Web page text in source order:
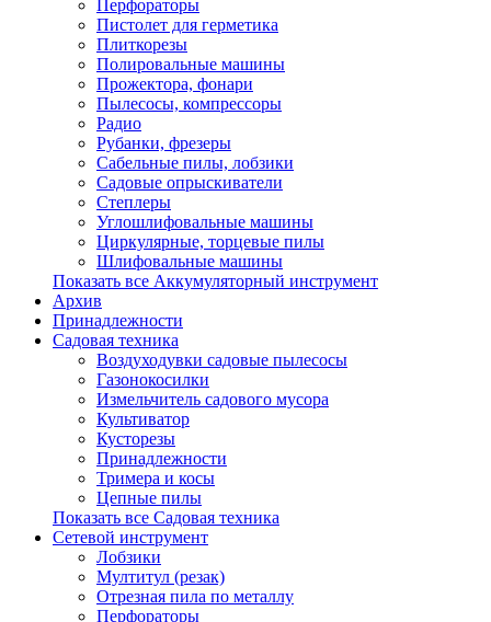
Перфораторы
Пистолет для герметика
Плиткорезы
Полировальные машины
Прожектора, фонари
Пылесосы, компрессоры
Радио
Рубанки, фрезеры
Сабельные пилы, лобзики
Садовые опрыскиватели
Степлеры
Углошлифовальные машины
Циркулярные, торцевые пилы
Шлифовальные машины
Показать все Аккумуляторный инструмент
Архив
Принадлежности
Садовая техника
Воздуходувки садовые пылесосы
Газонокосилки
Измельчитель садового мусора
Культиватор
Кусторезы
Принадлежности
Тримера и косы
Цепные пилы
Показать все Садовая техника
Сетевой инструмент
Лобзики
Мултитул (резак)
Отрезная пила по металлу
Перфораторы